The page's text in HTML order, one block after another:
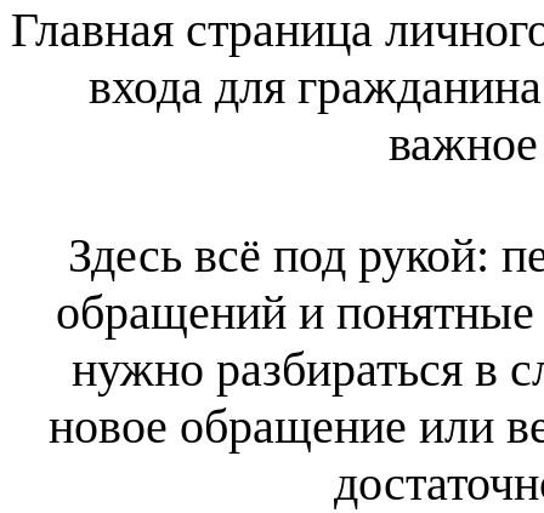
Главная страница
входа для
важное
Здесь всё под рукой:
обращений и
нужно разбираться в
новое обращение или